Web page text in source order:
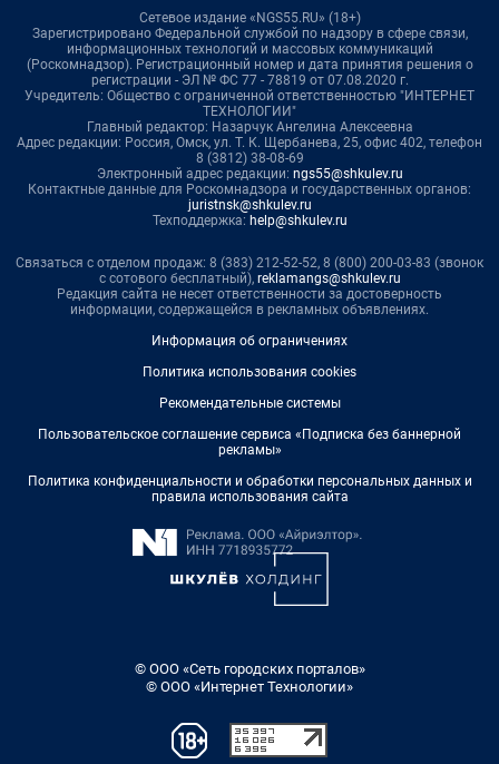
Сетевое издание «NGS55.RU» (18+)
Зарегистрировано Федеральной службой по надзору в сфере связи,
информационных технологий и массовых коммуникаций
(Роскомнадзор). Регистрационный номер и дата принятия решения о
регистрации - ЭЛ № ФС 77 - 78819 от 07.08.2020 г.
Учредитель: Общество с ограниченной ответственностью "ИНТЕРНЕТ
ТЕХНОЛОГИИ"
Главный редактор: Назарчук Ангелина Алексеевна
Адрес редакции: Россия, Омск, ул. Т. К. Щербанева, 25, офис 402, телефон
8 (3812) 38-08-69
Электронный адрес редакции: ngs55@shkulev.ru
Контактные данные для Роскомнадзора и государственных органов:
juristnsk@shkulev.ru
Техподдержка: help@shkulev.ru
Связаться с отделом продаж: 8 (383) 212-52-52, 8 (800) 200-03-83 (звонок
с сотового бесплатный), reklamangs@shkulev.ru
Редакция сайта не несет ответственности за достоверность
информации, содержащейся в рекламных объявлениях.
Информация об ограничениях
Политика использования cookies
Рекомендательные системы
Пользовательское соглашение сервиса «Подписка без баннерной
рекламы»
Политика конфиденциальности и обработки персональных данных и
правила использования сайта
© ООО «Сеть городских порталов»
© ООО «Интернет Технологии»